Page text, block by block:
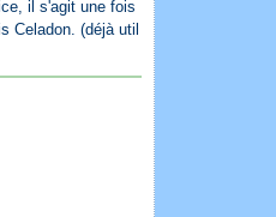
il s'agit une fois
Celadon. (déjà util